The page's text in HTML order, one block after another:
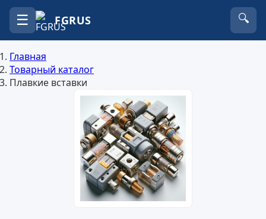
☰ FGRUS 🔍
Главная
Товарный каталог
Плавкие вставки